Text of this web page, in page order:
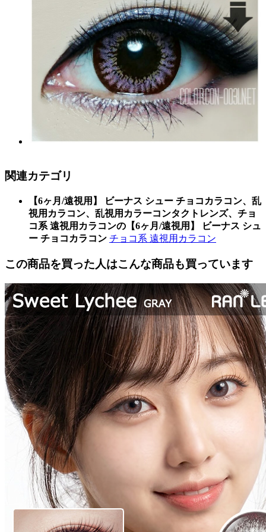
関連カテゴリ
【6ヶ月/遠視用】 ビーナス シュー チョコカラコン、乱
視用カラコン、乱視用カラーコンタクトレンズ、チョ
コ系 遠視用カラコンの【6ヶ月/遠視用】 ビーナス シュ
ー チョコカラコン チョコ系 遠視用カラコン
この商品を買った人はこんな商品も買っています